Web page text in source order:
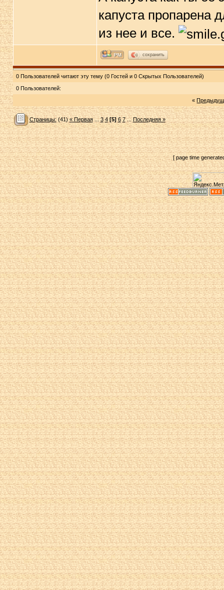
капуста пропарена
из нее и все.
сохранить
0 Пользователей читают эту тему (0 Гостей и 0 Скрытых Пользователей)
0 Пользователей:
«
Страницы:(41)« Первая...3 4 [5] 6 7...Последняя »
[ page time